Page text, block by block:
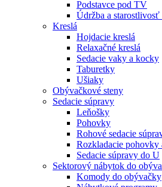
Podstavce pod TV
Údržba a
Kreslá
Hojdacie kreslá
Relaxačné kreslá
Sedacie vaky a kocky
Taburetky
Ušiaky
Obývačkové steny
Sedacie súpravy
Leňošky
Pohovky
Rohové sedacie
Rozkladacie pohovky
Sedacie súpravy do U
Sektorový nábytok do
Komody do obývačky